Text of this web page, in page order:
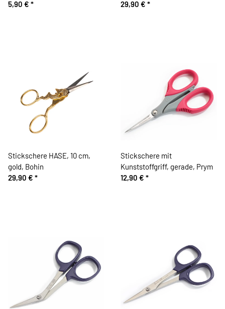
5,90 € *
29,90 € *
Stickschere HASE, 10 cm,
gold, Bohin
29,90 € *
Stickschere mit
Kunststoffgriff, gerade, Prym
12,90 € *